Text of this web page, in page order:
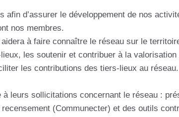
afin d’assurer le développement de nos
nos membres.
à faire connaître le réseau sur le
les soutenir et contribuer à la
les contributions des tiers-lieux au réseau.
leurs sollicitations concernant le réseau :
(Communecter) et des outils